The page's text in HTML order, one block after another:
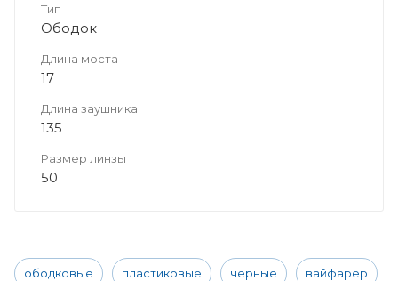
Тип
Ободок
Длина моста
17
Длина заушника
135
Размер линзы
50
ободковые пластиковые черные вайфарер